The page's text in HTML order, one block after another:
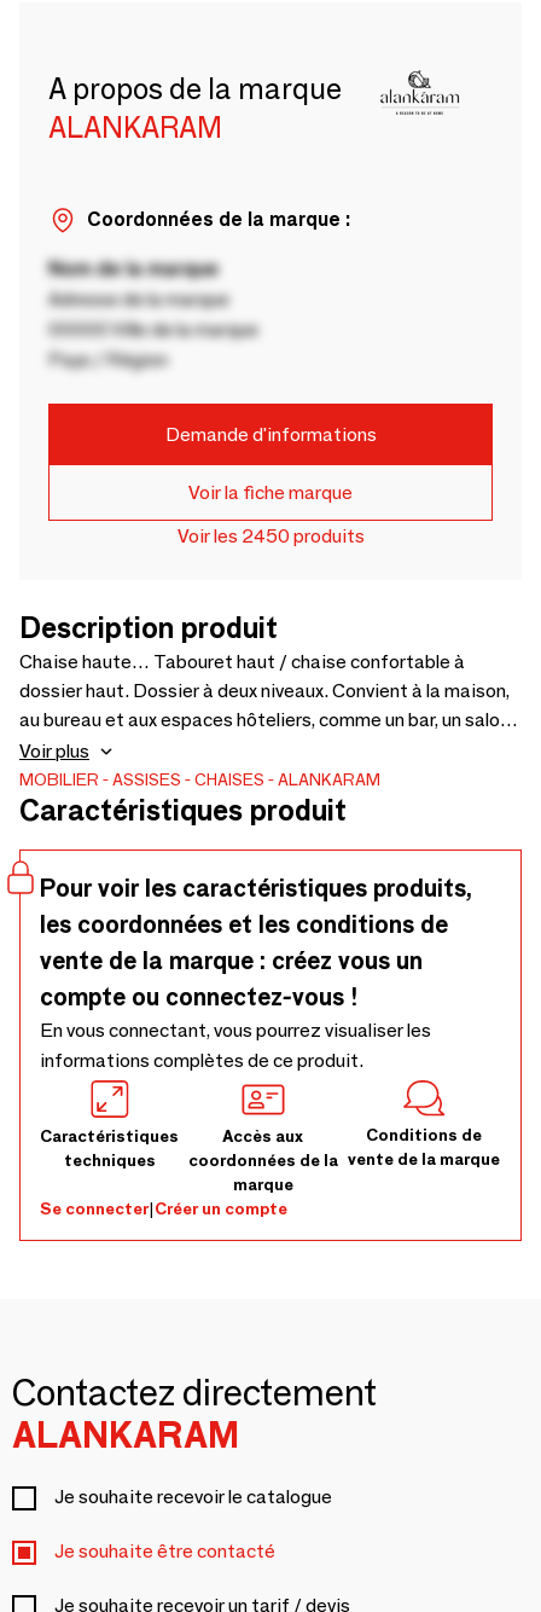
A propos de la marque
ALANKARAM
Coordonnées de la marque :
Nom de la marque
Adresse de la marque
00000 Ville de la marque
Pays / Région
Demande d'informations
Voir la fiche marque
Voir les 2450 produits
Description produit
Chaise haute… Tabouret haut / chaise confortable à
dossier haut. Dossier à deux niveaux. Convient à la maison,
au bureau et aux espaces hôteliers, comme un bar, un salon
ou un hall d'entrée. Peut également être utilisé dans un îlot
central de cuisine avec plateforme haute. Assise et repose-
pieds confortables. Chaises également disponibles en
Voir plus
MOBILIER ASSISES CHAISES ALANKARAM
Caractéristiques produit
Pour voir les caractéristiques produits,
les coordonnées et les conditions de
vente de la marque : créez vous un
compte ou connectez-vous !
En vous connectant, vous pourrez visualiser les
informations complètes de ce produit.
Caractéristiques
techniques
Accès aux
coordonnées de la
marque
Conditions de
vente de la marque
Se connecter|Créer un compte
Contactez directement
ALANKARAM
Je souhaite recevoir le catalogue
Je souhaite être contacté
Je souhaite recevoir un tarif / devis